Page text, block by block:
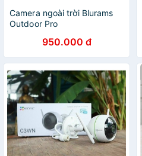
Camera ngoài trời Blurams
Outdoor Pro
950.000 đ